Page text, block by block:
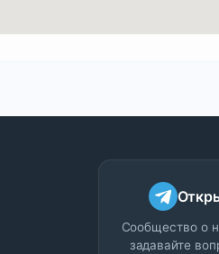
Сообщество о
задавайте